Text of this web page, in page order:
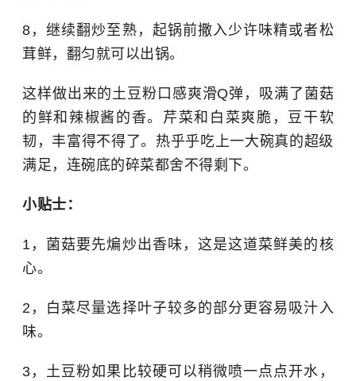
8，继续翻炒至熟，起锅前撒入少许味精或者松
茸鲜，翻匀就可以出锅。
这样做出来的土豆粉口感爽滑Q弹，吸满了菌菇
的鲜和辣椒酱的香。芹菜和白菜爽脆，豆干软
韧，丰富得不得了。热乎乎吃上一大碗真的超级
满足，连碗底的碎菜都舍不得剩下。
小贴士：
1，菌菇要先煸炒出香味，这是这道菜鲜美的核
心。
2，白菜尽量选择叶子较多的部分更容易吸汁入
味。
3，土豆粉如果比较硬可以稍微喷一点点开水，